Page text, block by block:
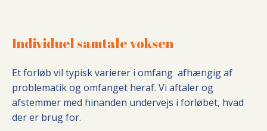
Individuel samtalevoksen
Et forløb vil typisk varierer i omfang afhængig af
problematik og omfanget heraf. Vi aftaler og
afstemmer med hinanden undervejs i forløbet, hvad
der er brug for.